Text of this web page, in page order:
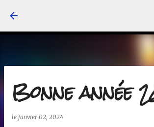
Bonne année
le janvier 02, 2024